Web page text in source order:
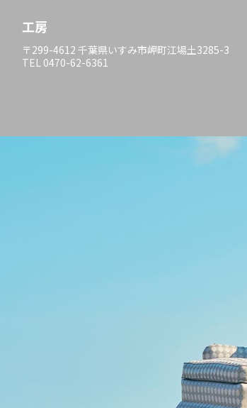
工房
〒299-4612 千葉県いすみ市岬町江場土3285-3
TEL 0470-62-6361